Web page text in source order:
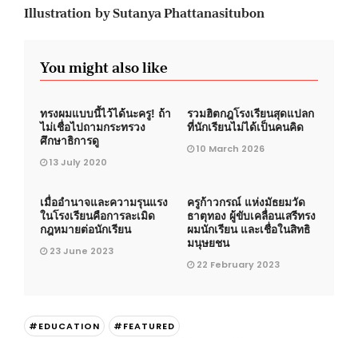
Illustration by Sutanya Phattanasitubon
You might also like
ทรงผมแบบนี้ไว้ได้นะครู! ถ้า
ไม่เชื่อไปถามกระทรวง
ศึกษาธิการดู
13 July 2020
รวมฮิตกฎโรงเรียนสุดแปลก
ที่นักเรียนไม่ได้เป็นคนคิด
10 March 2026
เมื่ออำนาจและความรุนแรง
ในโรงเรียนคือการละเมิด
กฎหมายต่อนักเรียน
23 June 2023
ครูก้าวกรณ์ แห่งมัธยมวัด
ธาตุทอง ผู้ขับเคลื่อนเสรีทรง
ผมนักเรียน และเชื่อในสิทธิ
มนุษยชน
22 February 2023
#EDUCATION
#FEATURED